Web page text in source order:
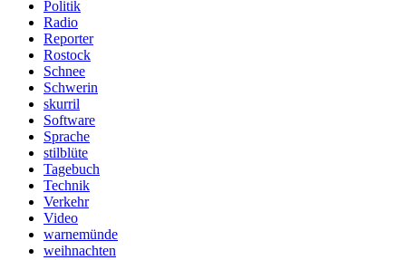
Politik
Radio
Reporter
Rostock
Schnee
Schwerin
skurril
Software
Sprache
stilblüte
Tagebuch
Technik
Verkehr
Video
warnemünde
weihnachten